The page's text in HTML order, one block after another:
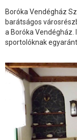
Boróka Vendégház
barátságos
a Boróka Vendégház.
sportolóknak